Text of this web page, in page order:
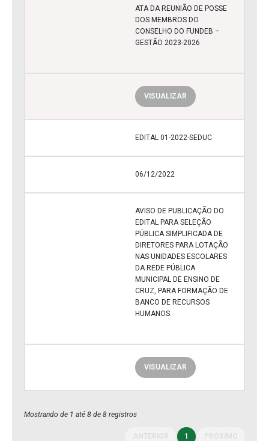
ATA DA REUNIÃO DE POSSE
DOS MEMBROS DO
CONSELHO DO FUNDEB –
GESTÃO 2023-2026
VISUALIZAR
EDITAL 01-2022-SEDUC
06/12/2022
AVISO DE PUBLICAÇÃO DO
EDITAL PARA SELEÇÃO
PÚBLICA SIMPLIFICADA DE
DIRETORES PARA LOTAÇÃO
NAS UNIDADES ESCOLARES
DA REDE PÚBLICA
MUNICIPAL DE ENSINO DE
CRUZ, PARA FORMAÇÃO DE
BANCO DE RECURSOS
HUMANOS.
VISUALIZAR
Mostrando de 1 até 8 de 8 registros
1